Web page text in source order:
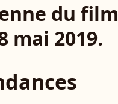
du film
mai 2019.